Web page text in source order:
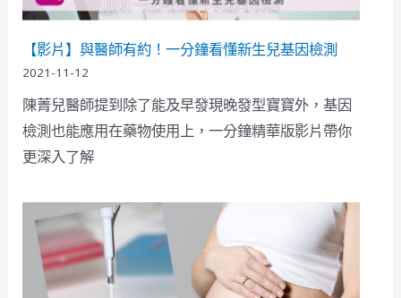
【影片】與醫師有約！一分鐘看懂新生兒基因檢測
2021-11-12
陳菁兒醫師提到除了能及早發現晚發型寶寶外，基因
檢測也能應用在藥物使用上，一分鐘精華版影片帶你
更深入了解